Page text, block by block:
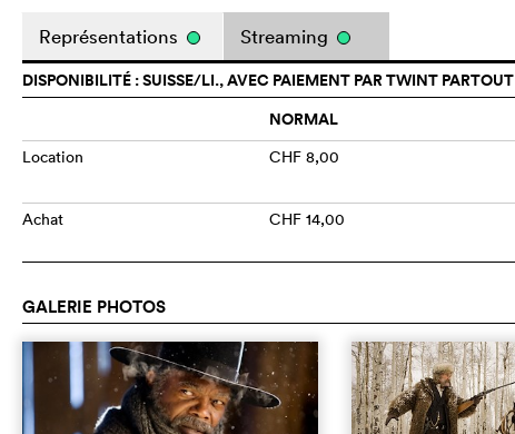
Représentations Streaming
DISPONIBILITÉ : SUISSE/LI., AVEC PAIEMENT PAR TWINT PARTOUT
NORMAL
Location CHF 8,00
Achat CHF 14,00
GALERIE PHOTOS